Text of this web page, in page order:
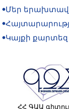
Մեր
Կայքի քարտեզ
ՀՀ ԳԱԱ